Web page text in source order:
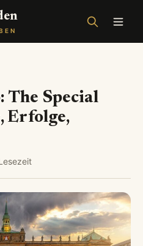
The Special
Erfolge,